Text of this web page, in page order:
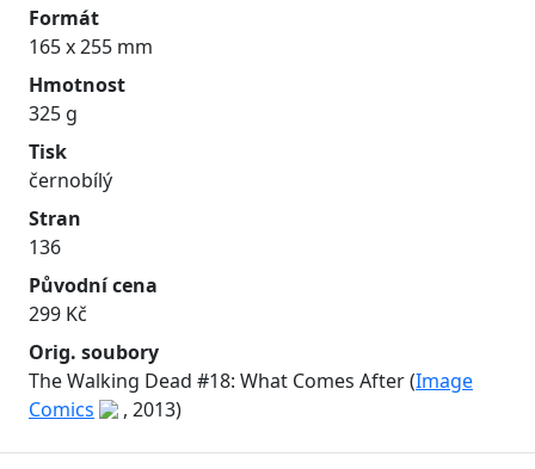
Formát
165 x 255 mm
Hmotnost
325 g
Tisk
černobílý
Stran
136
Původní cena
299 Kč
Orig. soubory
The Walking Dead #18: What Comes After (Image
Comics
, 2013)